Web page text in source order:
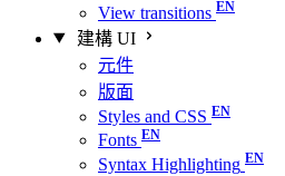
View transitions
建構 UI
元件
版面
Styles and CSS
Fonts
Syntax Highlighting